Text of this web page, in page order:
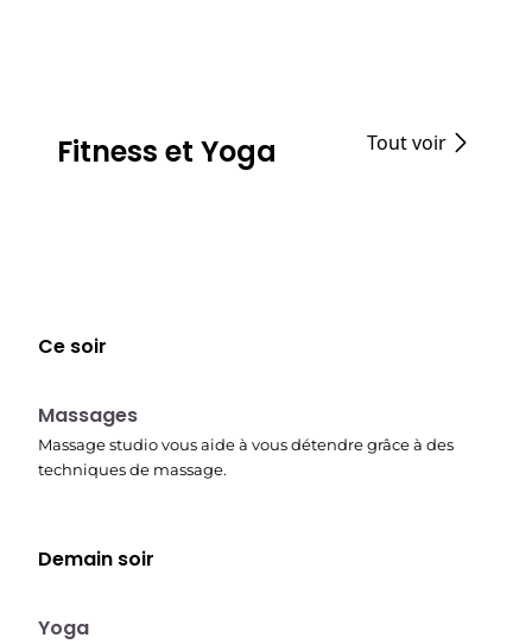
Fitness et Yoga Tout voir
Ce soir
23:30
Massages
Massage studio vous aide à vous détendre grâce à des
techniques de massage.
Demain soir
00:15
Yoga